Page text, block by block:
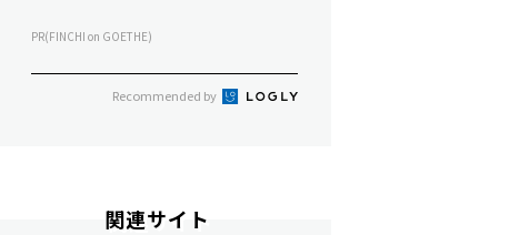
PR(FINCHI on GOETHE)
Recommended by
関連サイト